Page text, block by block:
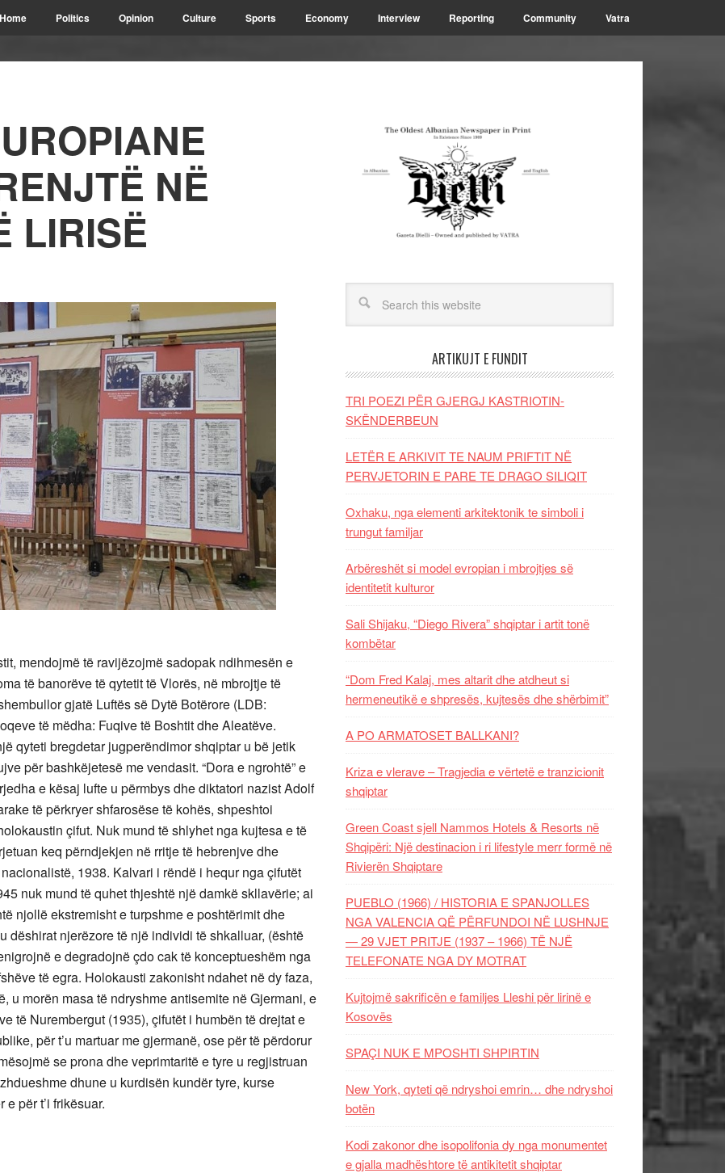
Home Politics Opinion Culture Sports Economy Interview Reporting Community Vatra
NË
LIRISË
mendojmë të ravijëzojmë sadopak ndihmesën e
të banorëve të qytetit të Vlorës, në mbrojtje të
gjatë Luftës së Dytë Botërore (LDB:
të mëdha: Fuqive të Boshtit dhe Aleatëve.
qyteti bregdetar jugperëndimor shqiptar u bë jetik
për bashkëjetesë me vendasit. “Dora e ngrohtë” e
e kësaj lufte u përmbys dhe diktatori nazist Adolf
të përkryer shfarosëse të kohës, shpeshtoi
çifut. Nuk mund të shlyhet nga kujtesa e të
keq përndjekjen në rritje të hebrenjve dhe
1938. Kalvari i rëndë i hequr nga çifutët
nuk mund të quhet thjeshtë një damkë skllavërie; ai
njollë ekstremisht e turpshme e poshtërimit dhe
dëshirat njerëzore të një individi të shkalluar, (është
e degradojnë çdo cak të konceptueshëm nga
të egra. Holokausti zakonisht ndahet në dy faza,
u morën masa të ndryshme antisemite në Gjermani, e
të Nurembergut (1935), çifutët i humbën të drejtat e
për t’u martuar me gjermanë, ose për të përdorur
se prona dhe veprimtaritë e tyre u regjistruan
dhune u kurdisën kundër tyre, kurse
për t’i frikësuar.
ARTIKUJT E FUNDIT
TRI POEZI PËR GJERGJ KASTRIOTIN-
SKËNDERBEUN
LETËR E ARKIVIT TE NAUM PRIFTIT NË
PERVJETORIN E PARE TE DRAGO SILIQIT
Oxhaku, nga elementi arkitektonik te simboli i
trungut familjar
Arbëreshët si model evropian i mbrojtjes së
identitetit kulturor
Sali Shijaku, “Diego Rivera” shqiptar i artit tonë
kombëtar
“Dom Fred Kalaj, mes altarit dhe atdheut si
hermeneutikë e shpresës, kujtesës dhe shërbimit”
A PO ARMATOSET BALLKANI?
Kriza e vlerave – Tragjedia e vërtetë e tranzicionit
shqiptar
Green Coast sjell Nammos Hotels & Resorts në
Shqipëri: Një destinacion i ri lifestyle merr formë në
Rivierën Shqiptare
PUEBLO (1966) / HISTORIA E SPANJOLLES
NGA VALENCIA QË PËRFUNDOI NË LUSHNJE
— 29 VJET PRITJE (1937 – 1966) TË NJË
TELEFONATE NGA DY MOTRAT
Kujtojmë sakrificën e familjes Lleshi për lirinë e
Kosovës
SPAÇI NUK E MPOSHTI SHPIRTIN
New York, qyteti që ndryshoi emrin… dhe ndryshoi
botën
Kodi zakonor dhe isopolifonia dy nga monumentet
e gjalla madhështore të antikitetit shqiptar